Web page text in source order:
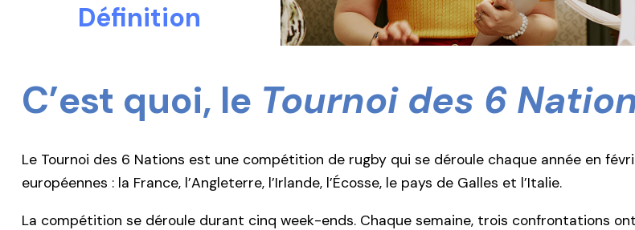
Définition
C’est quoi, le Tournoi des 6
Le Tournoi des 6 Nations est une compétition de rugby qui se déroule chaque année en
européennes : la France, l’Angleterre, l’Irlande, l’Écosse, le pays de Galles et l’Italie.
La compétition se déroule durant cinq week-ends. Chaque semaine, trois confrontations